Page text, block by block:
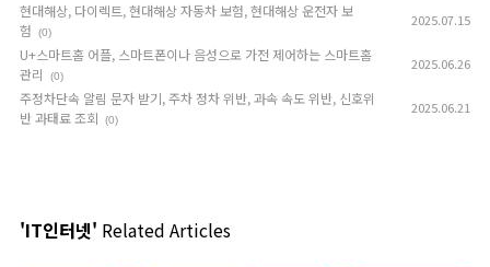
현대해상, 다이렉트, 현대해상 자동차 보험, 현대해상 운전자 보
험
(0)
2025.07.15
U+스마트홈 어플, 스마트폰이나 음성으로 가전 제어하는 스마트홈
관리
(0)
2025.06.26
주정차단속 알림 문자 받기, 주차 정차 위반, 과속 속도 위반, 신호위
반 과태료 조회
(0)
2025.06.21
'IT인터넷' Related Articles